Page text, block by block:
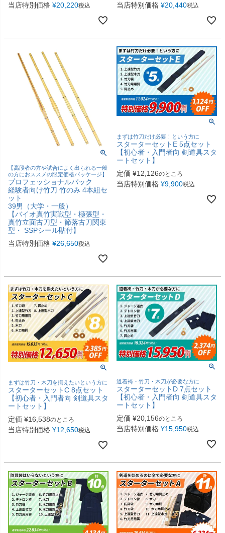
当店特別価格 ¥20,220税込
当店特別価格 ¥20,440税込
【高段者の方や試合によく出られる一般
の方におススメの限定価格パッケージ】
プロフェッショナルパック
経験者向け竹刀 竹のみ 4本組セ
ット
39男（大学・一般）
【バイオ真竹実戦型・極張型・
真竹立面古刀型・節落古刀関東
型・ SSPシール貼付】
当店特別価格 ¥26,650税込
まずは竹刀だけ必要！という方に
スターターセットE 5点セット
【初心者・入門者向 剣道具スタ
ートセット】
定価 ¥12,126のところ
当店特別価格 ¥9,900税込
まずは竹刀・木刀を揃えたいという方に
スターターセットC 8点セット
【初心者・入門者向 剣道具スタ
ートセット】
定価 ¥16,538のところ
当店特別価格 ¥12,650税込
道着袴・竹刀・木刀が必要な方に
スターターセットD 7点セット
【初心者・入門者向 剣道具スタ
ートセット】
定価 ¥20,156のところ
当店特別価格 ¥15,950税込